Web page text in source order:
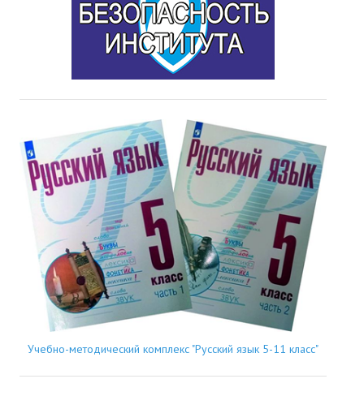
Учебно-методический комплекс "Русский язык 5-11 класс"